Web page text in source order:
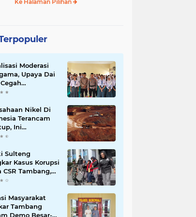
Ke Halaman Pilihan
Moderasi
Upaya Dai
di
Nikel Di
Terancam
Ini
Luhut
Sulteng
Kasus Korupsi
CSR Tambang,
Tamainusi Ikut
Masyarakat
Tambang
Demo Besar-